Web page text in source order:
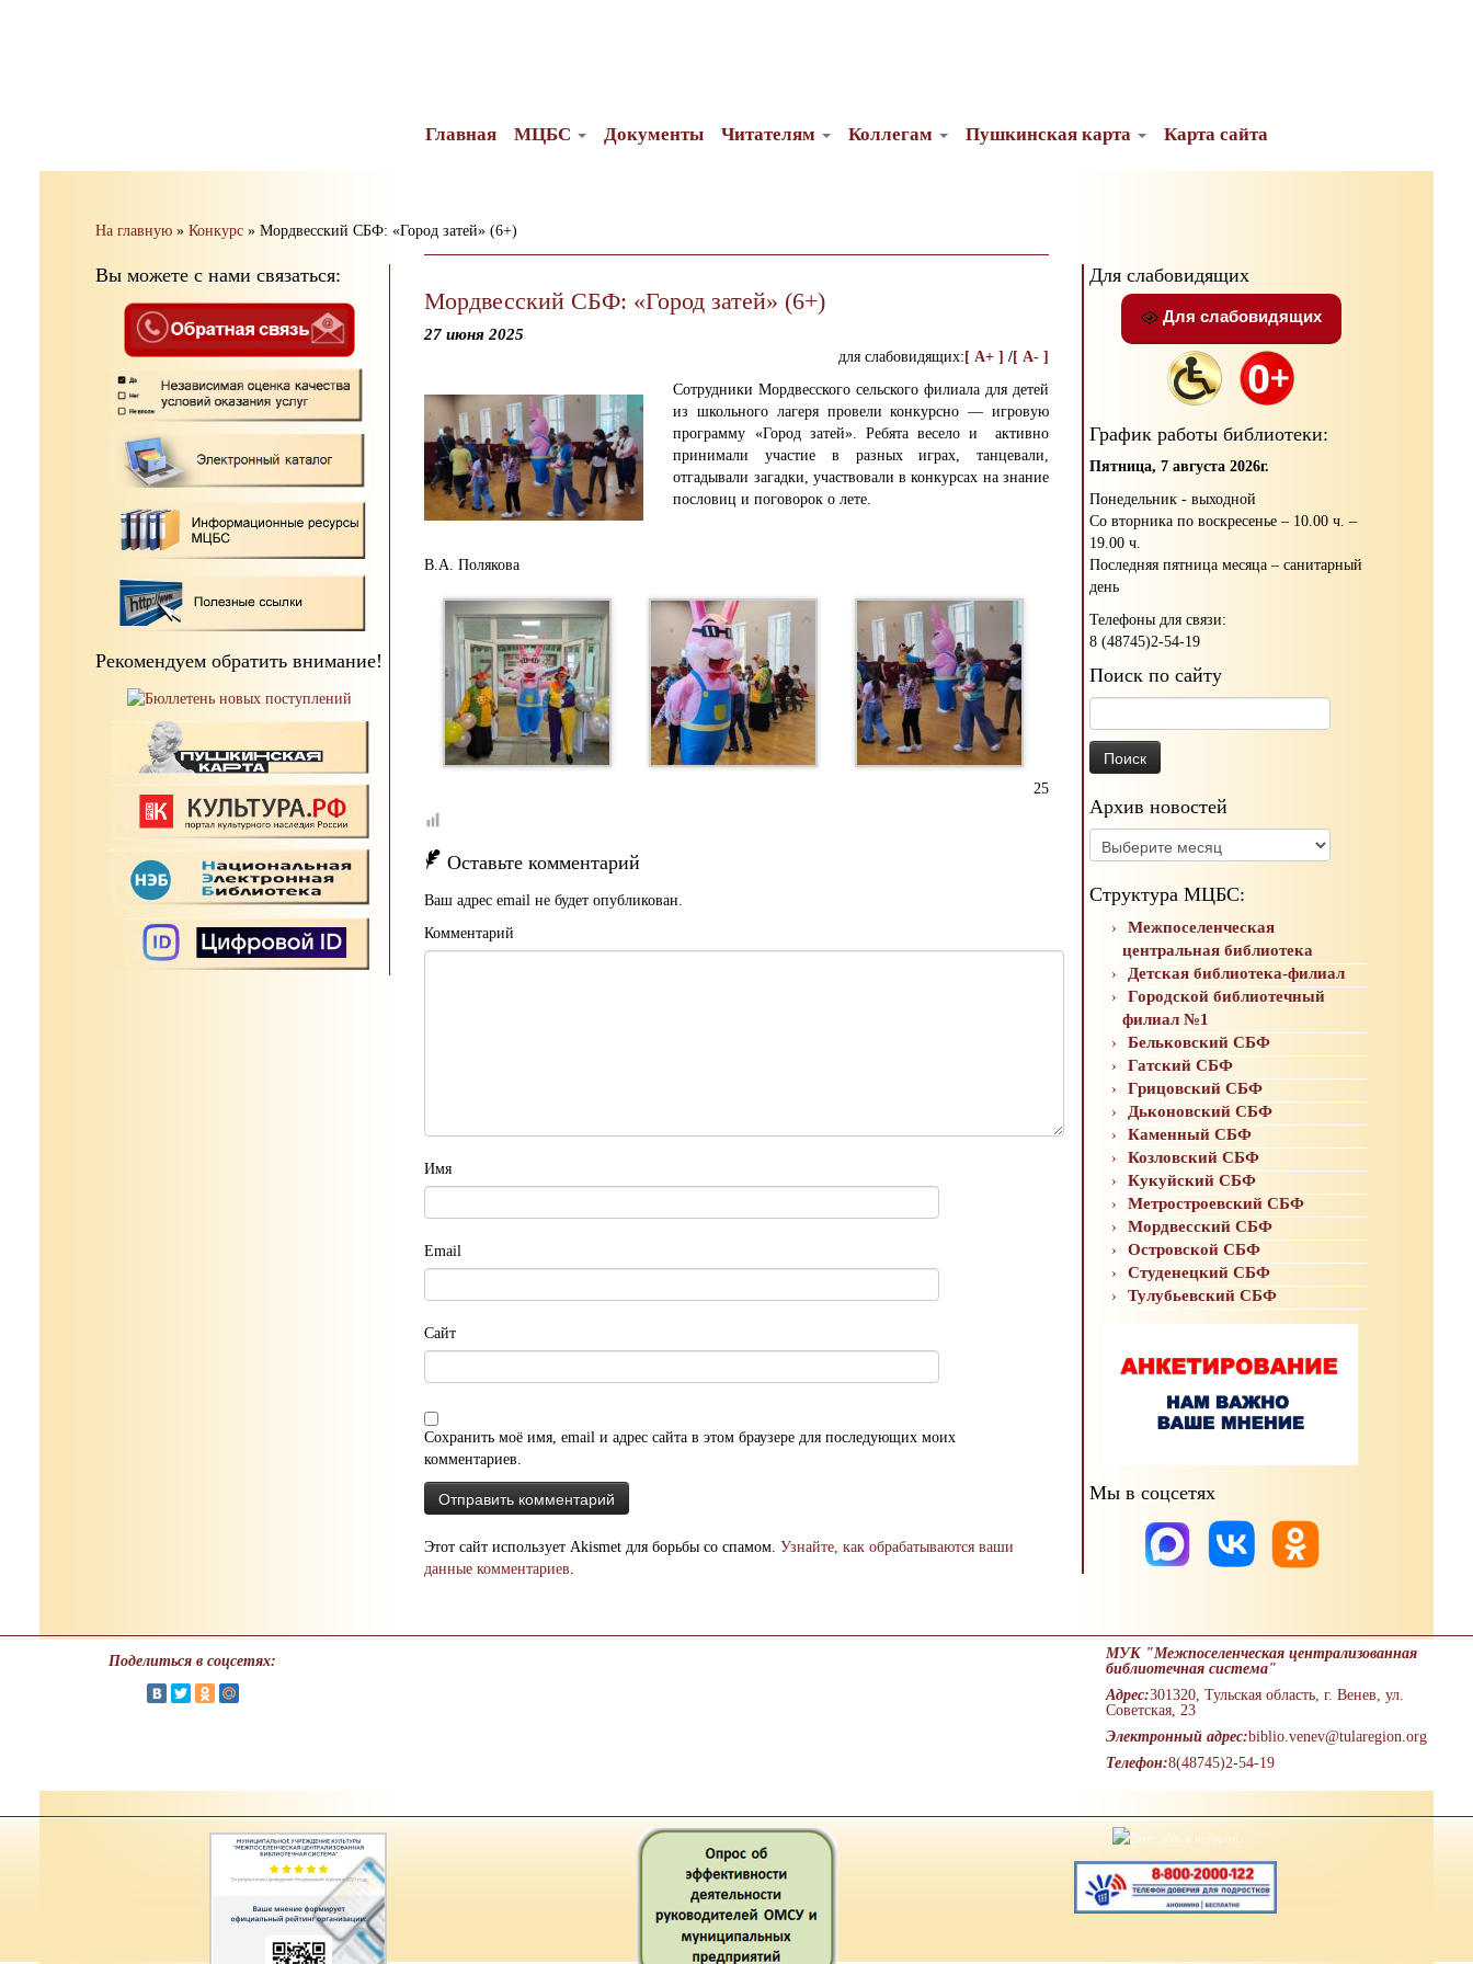
Главная МЦБС Документы Читателям Коллегам Пушкинская карта Карта сайта
На главную » Конкурс » Мордвесский СБФ: «Город затей» (6+)
Вы можете с нами связаться:
Рекомендуем обратить внимание!
Мордвесский СБФ: «Город затей» (6+)
27 июня 2025
для слабовидящих: [ A+ ] /[ A- ]
Сотрудники Мордвесского сельского филиала для детей
из школьного лагеря провели конкурсно — игровую
программу «Город затей». Ребята весело и активно
принимали участие в разных играх, танцевали,
отгадывали загадки, участвовали в конкурсах на знание
пословиц и поговорок о лете.
В.А. Полякова
25
Оставьте комментарий
Ваш адрес email не будет опубликован.
Комментарий
Имя
Email
Сайт
Сохранить моё имя, email и адрес сайта в этом браузере для последующих моих
комментариев.
Этот сайт использует Akismet для борьбы со спамом. Узнайте, как обрабатываются ваши
данные комментариев.
Для слабовидящих
Для слабовидящих
График работы библиотеки:
Пятница, 7 августа 2026г.
Понедельник - выходной
Со вторника по воскресенье – 10.00 ч. –
19.00 ч.
Последняя пятница месяца – санитарный
день
Телефоны для связи:
8 (48745)2-54-19
Поиск по сайту
Архив новостей
Архив
новостей
Структура МЦБС:
Межпоселенческая
центральная библиотека
Детская библиотека-филиал
Городской библиотечный
филиал №1
Бельковский СБФ
Гатский СБФ
Грицовский СБФ
Дьконовский СБФ
Каменный СБФ
Козловский СБФ
Кукуйский СБФ
Метростроевский СБФ
Мордвесский СБФ
Островской СБФ
Студенецкий СБФ
Тулубьевский СБФ
Мы в соцсетях
Поделиться в соцсетях:
МУК "Межпоселенческая централизованная
библиотечная система"
Адрес:301320, Тульская область, г. Венев, ул.
Советская, 23
Электронный адрес:biblio.venev@tularegion.org
Телефон:8(48745)2-54-19